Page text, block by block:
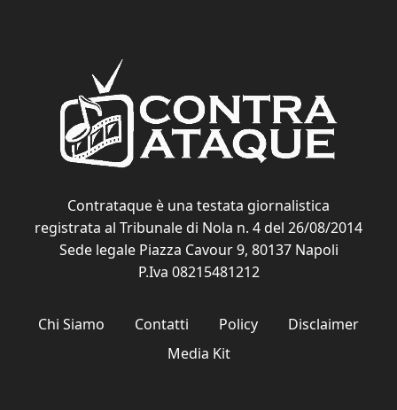
Contrataque è una testata giornalistica
registrata al Tribunale di Nola n. 4 del 26/08/2014
Sede legale Piazza Cavour 9, 80137 Napoli
P.Iva 08215481212
Chi Siamo Contatti Policy
Disclaimer
Media Kit